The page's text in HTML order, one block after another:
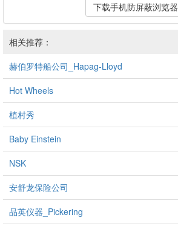
下载手机防屏蔽浏览器
相关推荐：
赫伯罗特船公司_Hapag-Lloyd
Hot Wheels
植村秀
Baby Einstein
NSK
安舒龙保险公司
品英仪器_Pickering